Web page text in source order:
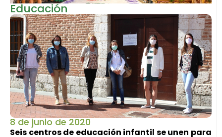
Educación
8 de junio de 2020
Seis centros de educación infantil se unen para